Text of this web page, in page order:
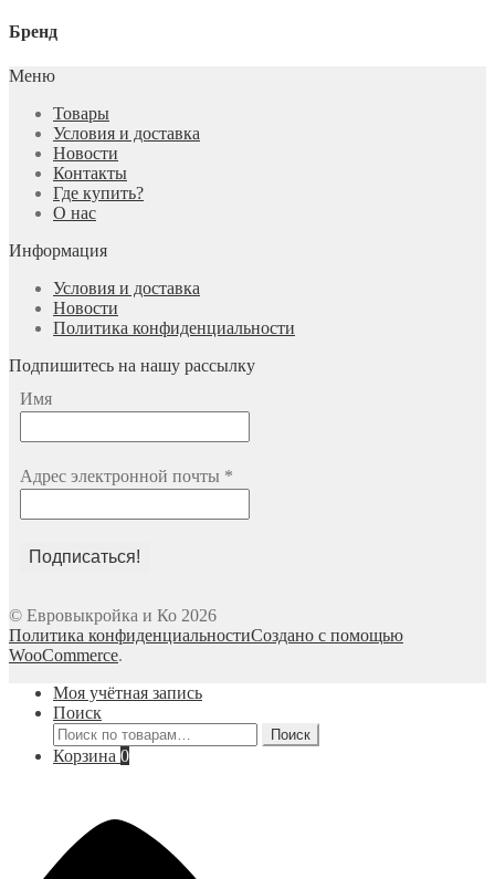
Бренд
Меню
Товары
Условия и доставка
Новости
Контакты
Где купить?
О нас
Информация
Условия и доставка
Новости
Политика конфиденциальности
Подпишитесь на нашу рассылку
Имя
Адрес электронной почты *
© Евровыкройка и Ко 2026
Политика конфиденциальностиСоздано с помощью
WooCommerce.
Моя учётная запись
Поиск
Искать:
Поиск
Корзина 0